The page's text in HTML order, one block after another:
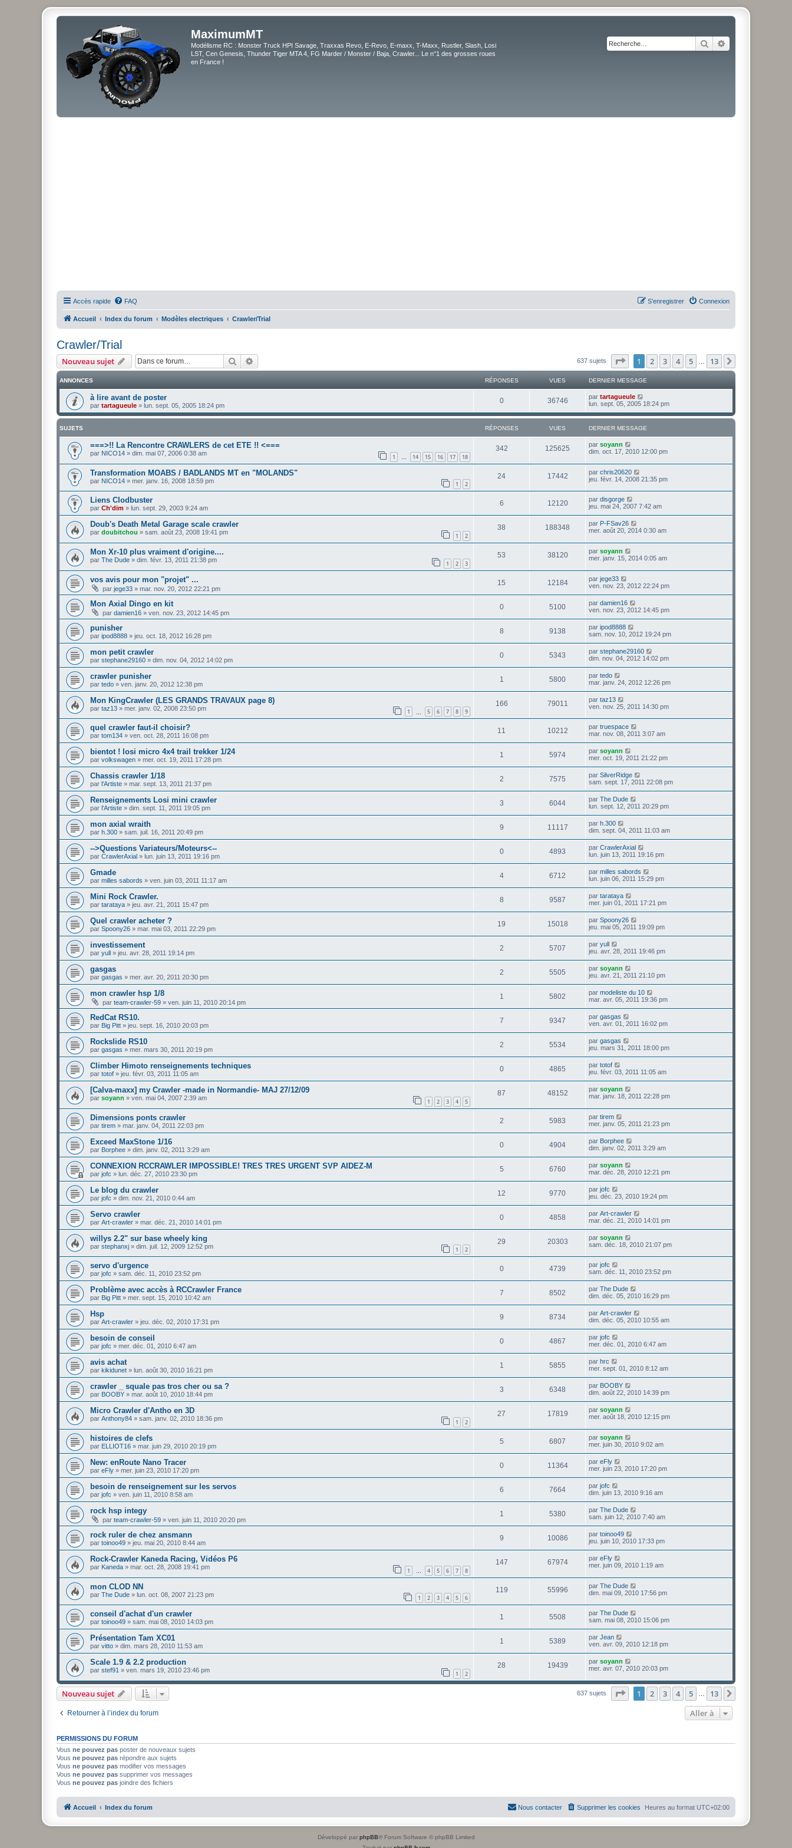
MaximumMT
Modélisme RC : Monster Truck HPI Savage, Traxxas Revo, E-Revo, E-maxx, T-Maxx, Rustler, Slash, Losi
LST, Cen Genesis, Thunder Tiger MTA 4, FG Marder / Monster / Baja, Crawler... Le n°1 des grosses roues
en France !
Rechercher
Accès rapide FAQ Connexion
S’enregistrer
Accueil Index du forum Modèles electriques Crawler/Trial
Crawler/Trial
Nouveau sujet Rechercher 637 sujets Page sur13
1 2 3 4 5 13
ANNONCES RÉPONSES VUES DERNIER MESSAGE
à lire avant de poster
par tartagueule » lun. sept. 05, 2005 18:24 pm
0 36746 par tartagueule
lun. sept. 05, 2005 18:24 pm
SUJETS RÉPONSES VUES DERNIER MESSAGE
===>!! La Rencontre CRAWLERS de cet ETE !! <===
par NICO14 » dim. mai 07, 2006 0:38 am 1 … 14 15 16 17 18
342 125625 par soyann
dim. oct. 17, 2010 12:00 pm
Transformation MOABS / BADLANDS MT en "MOLANDS"
par NICO14 » mer. janv. 16, 2008 18:59 pm 1 2
24 17442 par chris20620
jeu. févr. 14, 2008 21:35 pm
Liens Clodbuster
par Ch'dim » lun. sept. 29, 2003 9:24 am
6 12120 par disgorge
jeu. mai 24, 2007 7:42 am
Doub's Death Metal Garage scale crawler
par doubitchou » sam. août 23, 2008 19:41 pm 1 2
38 188348 par P-FSav26
mer. août 20, 2014 0:30 am
Mon Xr-10 plus vraiment d'origine....
par The Dude » dim. févr. 13, 2011 21:38 pm 1 2 3
53 38120 par soyann
mer. janv. 15, 2014 0:05 am
vos avis pour mon "projet" ...
par jege33 » mar. nov. 20, 2012 22:21 pm
15 12184 par jege33
ven. nov. 23, 2012 22:24 pm
Mon Axial Dingo en kit
par damien16 » ven. nov. 23, 2012 14:45 pm
0 5100 par damien16
ven. nov. 23, 2012 14:45 pm
punisher
par ipod8888 » jeu. oct. 18, 2012 16:28 pm
8 9138 par ipod8888
sam. nov. 10, 2012 19:24 pm
mon petit crawler
par stephane29160 » dim. nov. 04, 2012 14:02 pm
0 5343 par stephane29160
dim. nov. 04, 2012 14:02 pm
crawler punisher
par tedo » ven. janv. 20, 2012 12:38 pm
1 5800 par tedo
mar. janv. 24, 2012 12:26 pm
Mon KingCrawler (LES GRANDS TRAVAUX page 8)
par taz13 » mer. janv. 02, 2008 23:50 pm 1 5 6 7 8 9
166 79011 par taz13
ven. nov. 25, 2011 14:30 pm
quel crawler faut-il choisir?
par tom134 » ven. oct. 28, 2011 16:08 pm
11 10212 par truespace
mar. nov. 08, 2011 3:07 am
bientot ! losi micro 4x4 trail trekker 1/24
par volkswagen » mer. oct. 19, 2011 17:28 pm
1 5974 par soyann
mer. oct. 19, 2011 21:22 pm
Chassis crawler 1/18
par l'Artiste » mar. sept. 13, 2011 21:37 pm
2 7575 par SilverRidge
sam. sept. 17, 2011 22:08 pm
Renseignements Losi mini crawler
par l'Artiste » dim. sept. 11, 2011 19:05 pm
3 6044 par The Dude
lun. sept. 12, 2011 20:29 pm
mon axial wraith
par h.300 » sam. juil. 16, 2011 20:49 pm
9 11117 par h.300
dim. sept. 04, 2011 11:03 am
-->Questions Variateurs/Moteurs<--
par CrawlerAxial » lun. juin 13, 2011 19:16 pm
0 4893 par CrawlerAxial
lun. juin 13, 2011 19:16 pm
Gmade
par milles sabords » ven. juin 03, 2011 11:17 am
4 6712 par milles sabords
lun. juin 06, 2011 15:29 pm
Mini Rock Crawler.
par tarataya » jeu. avr. 21, 2011 15:47 pm
8 9587 par tarataya
mer. juin 01, 2011 17:21 pm
Quel crawler acheter ?
par Spoony26 » mar. mai 03, 2011 22:29 pm
19 15018 par Spoony26
jeu. mai 05, 2011 19:09 pm
investissement
par yull » jeu. avr. 28, 2011 19:14 pm
2 5707 par yull
jeu. avr. 28, 2011 19:46 pm
gasgas
par gasgas » mer. avr. 20, 2011 20:30 pm
2 5505 par soyann
jeu. avr. 21, 2011 21:10 pm
mon crawler hsp 1/8
par team-crawler-59 » ven. juin 11, 2010 20:14 pm
1 5802 par modeliste du 10
mar. avr. 05, 2011 19:36 pm
RedCat RS10.
par Big Pitt » jeu. sept. 16, 2010 20:03 pm
7 9347 par gasgas
ven. avr. 01, 2011 16:02 pm
Rockslide RS10
par gasgas » mer. mars 30, 2011 20:19 pm
2 5534 par gasgas
jeu. mars 31, 2011 18:00 pm
Climber Himoto renseignements techniques
par totof » jeu. févr. 03, 2011 11:05 am
0 4865 par totof
jeu. févr. 03, 2011 11:05 am
[Calva-maxx] my Crawler -made in Normandie- MAJ 27/12/09
par soyann » ven. mai 04, 2007 2:39 am 1 2 3 4 5
87 48152 par soyann
mar. janv. 18, 2011 22:28 pm
Dimensions ponts crawler
par tirem » mar. janv. 04, 2011 22:03 pm
2 5983 par tirem
mer. janv. 05, 2011 21:23 pm
Exceed MaxStone 1/16
par Borphee » dim. janv. 02, 2011 3:29 am
0 4904 par Borphee
dim. janv. 02, 2011 3:29 am
CONNEXION RCCRAWLER IMPOSSIBLE! TRES TRES URGENT SVP AIDEZ-M
par jofc » lun. déc. 27, 2010 23:30 pm
5 6760 par soyann
mar. déc. 28, 2010 12:21 pm
Le blog du crawler
par jofc » dim. nov. 21, 2010 0:44 am
12 9770 par jofc
jeu. déc. 23, 2010 19:24 pm
Servo crawler
par Art-crawler » mar. déc. 21, 2010 14:01 pm
0 4858 par Art-crawler
mar. déc. 21, 2010 14:01 pm
willys 2.2" sur base wheely king
par stephanxj » dim. juil. 12, 2009 12:52 pm 1 2
29 20303 par soyann
sam. déc. 18, 2010 21:07 pm
servo d'urgence
par jofc » sam. déc. 11, 2010 23:52 pm
0 4739 par jofc
sam. déc. 11, 2010 23:52 pm
Problème avec accès à RCCrawler France
par Big Pitt » mer. sept. 15, 2010 10:42 am
7 8502 par The Dude
dim. déc. 05, 2010 16:29 pm
Hsp
par Art-crawler » jeu. déc. 02, 2010 17:31 pm
9 8734 par Art-crawler
dim. déc. 05, 2010 10:55 am
besoin de conseil
par jofc » mer. déc. 01, 2010 6:47 am
0 4867 par jofc
mer. déc. 01, 2010 6:47 am
avis achat
par kikidunet » lun. août 30, 2010 16:21 pm
1 5855 par hrc
mer. sept. 01, 2010 8:12 am
crawler _ squale pas tros cher ou sa ?
par BOOBY » mar. août 10, 2010 18:44 pm
3 6348 par BOOBY
dim. août 22, 2010 14:39 pm
Micro Crawler d'Antho en 3D
par Anthony84 » sam. janv. 02, 2010 18:36 pm 1 2
27 17819 par soyann
mer. août 18, 2010 12:15 pm
histoires de clefs
par ELLIOT16 » mar. juin 29, 2010 20:19 pm
5 6807 par soyann
mer. juin 30, 2010 9:02 am
New: enRoute Nano Tracer
par eFly » mer. juin 23, 2010 17:20 pm
0 11364 par eFly
mer. juin 23, 2010 17:20 pm
besoin de renseignement sur les servos
par jofc » ven. juin 11, 2010 8:58 am
6 7664 par jofc
dim. juin 13, 2010 9:16 am
rock hsp integy
par team-crawler-59 » ven. juin 11, 2010 20:20 pm
1 5380 par The Dude
sam. juin 12, 2010 7:40 am
rock ruler de chez ansmann
par toinoo49 » jeu. mai 20, 2010 8:44 am
9 10086 par toinoo49
jeu. juin 10, 2010 17:33 pm
Rock-Crawler Kaneda Racing, Vidéos P6
par Kaneda » mar. oct. 28, 2008 19:41 pm 1 … 4 5 6 7 8
147 67974 par eFly
mer. juin 09, 2010 1:19 am
mon CLOD NN
par The Dude » lun. oct. 08, 2007 21:23 pm 1 2 3 4 5 6
119 55996 par The Dude
dim. mai 09, 2010 17:56 pm
conseil d'achat d'un crawler
par toinoo49 » sam. mai 08, 2010 14:03 pm
1 5508 par The Dude
sam. mai 08, 2010 15:06 pm
Présentation Tam XC01
par vitto » dim. mars 28, 2010 11:53 am
1 5389 par Jean
ven. avr. 09, 2010 12:18 pm
Scale 1.9 & 2.2 production
par stef91 » ven. mars 19, 2010 23:46 pm 1 2
28 19439 par soyann
mer. avr. 07, 2010 20:03 pm
Nouveau sujet 637 sujets Page sur13
1 2 3 4 5 13
Retourner à l’index du forum Aller à
PERMISSIONS DU FORUM
Vous ne pouvez pas poster de nouveaux sujets
Vous ne pouvez pas répondre aux sujets
Vous ne pouvez pas modifier vos messages
Vous ne pouvez pas supprimer vos messages
Vous ne pouvez pas joindre des fichiers
Accueil Index du forum Heures au format UTC+02:00
Supprimer les cookies
Nous contacter
Développé par phpBB® Forum Software © phpBB Limited